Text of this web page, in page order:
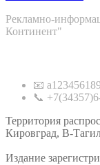
Рекламно-
Континент"
📧
📞
Территория
Кировград, В-
Издание